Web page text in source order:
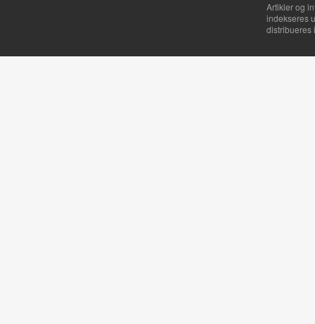
Artikler og
indekseres
distribueres